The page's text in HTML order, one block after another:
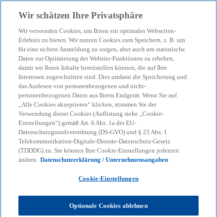
menu search
Ulrich Ackermann
Wir schätzen Ihre Privatsphäre
Wir verwenden Cookies, um Ihnen ein optimales Webseiten-
Erlebnis zu bieten. Wir nutzen Cookies zum Speichern, z. B. um
für eine sichere Anmeldung zu sorgen, aber auch um statistische
Daten zur Optimierung der Website-Funktionen zu erheben,
damit wir Ihnen Inhalte bereitstellen können, die auf Ihre
Interessen zugeschnitten sind. Dies umfasst die Speicherung und
das Auslesen von personenbezogenen und nicht-
personenbezogenen Daten aus Ihrem Endgerät. Wenn Sie auf
„Alle Cookies akzeptieren“ klicken, stimmen Sie der
Verwendung dieser Cookies (Auflistung siehe „Cookie-
Einstellungen“) gemäß Art. 6 Abs. 1a der EU-
Datenschutzgrundverordnung (DS-GVO) und § 25 Abs. 1
Telekommunikation-Digitale-Dienste-Datenschutz-Gesetz
(TDDDG) zu. Sie können Ihre Cookie-Einstellungen jederzeit
ändern. Datenschutzerklärung / Unternehmensangaben
Cookie-Einstellungen
Optionale Cookies ablehnen